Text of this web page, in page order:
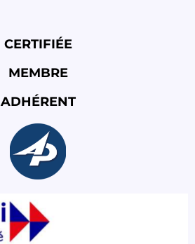
CERTIFIÉE
MEMBRE
ADHÉRENT